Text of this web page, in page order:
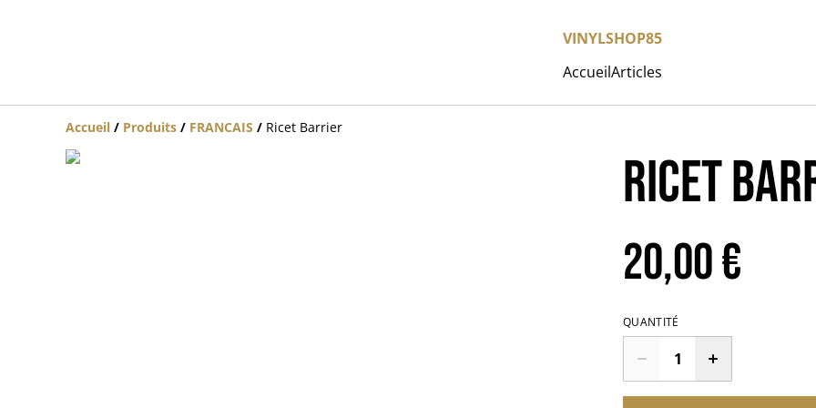
VINYLSHOP85
AccueilArticles
Accueil / Produits / FRANCAIS / Ricet Barrier
Ricet
20,00 €
QUANTITÉ